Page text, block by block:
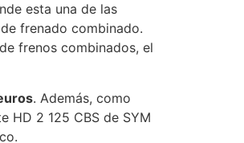
esta una de las
frenado combinado.
frenos combinados, el
. Además, como
HD 2 125 CBS de SYM